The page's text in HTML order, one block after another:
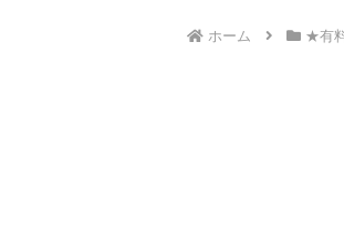
ホーム ★有